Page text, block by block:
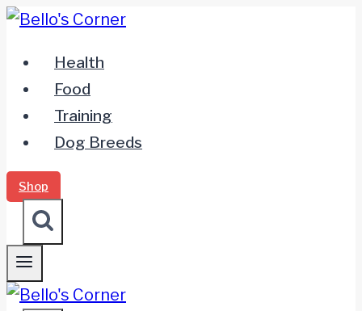
Zum
springenHealth
Food
Training
Dog Breeds
Shop